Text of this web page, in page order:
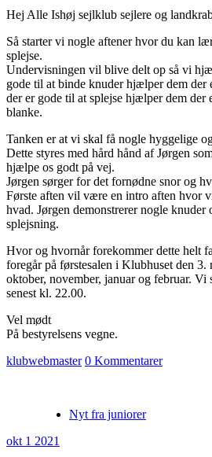
Hej Alle Ishøj sejlklub sejlere og
Så starter vi nogle aftener hvor du kan
splejse.
Undervisningen vil blive delt op så vi
gode til at binde knuder hjælper dem der
der er gode til at splejse hjælper dem der
blanke.
Tanken er at vi skal få nogle hyggelige
Dette styres med hård hånd af Jørgen
hjælpe os godt på vej.
Jørgen sørger for det fornødne snor og
Første aften vil være en intro aften hvor
hvad. Jørgen demonstrerer nogle knuder
splejsning.
Hvor og hvornår forekommer dette helt
foregår på førstesalen i Klubhuset den 3.
oktober, november, januar og februar. Vi
senest kl. 22.00.
Vel mødt
På bestyrelsens vegne.
klubwebmaster 0 Kommentarer
Nyt fra juniorer
okt 1 2021